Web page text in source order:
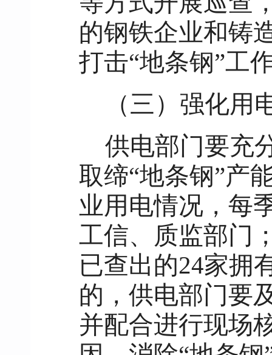
的钢铁企业和铸
打击“地条钢”工
（三）强化用
供电部门要充
取缔“地条钢”产
业用电情况，每
工信、质监部门
已查出的24家拥
的，供电部门要
并配合进行现场